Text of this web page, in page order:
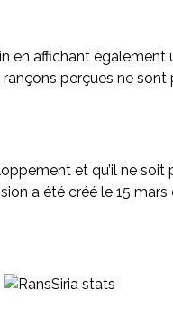
affichant
perçues ne
et qu’il ne
a été créé le 15